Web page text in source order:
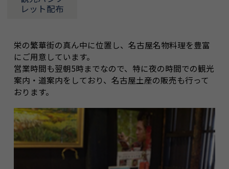
レット配布
栄の繁華街の真ん中に位置し、名古屋名物料理を豊富
にご用意しています。
営業時間も翌朝5時までなので、特に夜の時間での観光
案内・道案内をしており、名古屋土産の販売も行って
おります。